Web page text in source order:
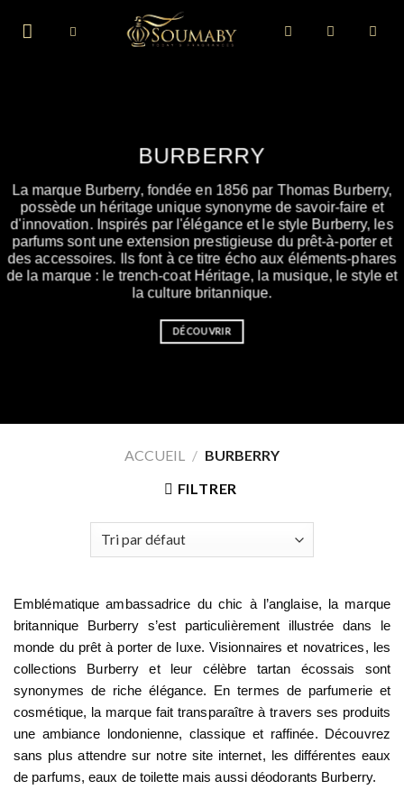
BURBERRY
La marque Burberry, fondée en 1856 par Thomas Burberry,
possède un héritage unique synonyme de savoir-faire et
d'innovation. Inspirés par l'élégance et le style Burberry, les
parfums sont une extension prestigieuse du prêt-à-porter et
des accessoires. Ils font à ce titre écho aux éléments-phares
de la marque : le trench-coat Héritage, la musique, le style et
la culture britannique.
DÉCOUVRIR
ACCUEIL / BURBERRY
FILTRER
Emblématique ambassadrice du chic à l’anglaise, la marque
britannique Burberry s’est particulièrement illustrée dans le
monde du prêt à porter de luxe. Visionnaires et novatrices, les
collections Burberry et leur célèbre tartan écossais sont
synonymes de riche élégance. En termes de parfumerie et
cosmétique, la marque fait transparaître à travers ses produits
une ambiance londonienne, classique et raffinée. Découvrez
sans plus attendre sur notre site internet, les différentes eaux
de parfums, eaux de toilette mais aussi déodorants Burberry.